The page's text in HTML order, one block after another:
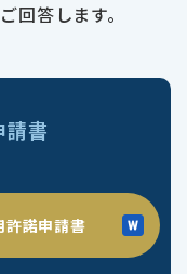
回答します。
書
許諾申請書